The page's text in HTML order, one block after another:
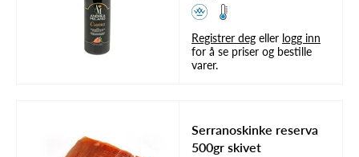
Registrer deg eller logg inn
for å se priser og bestille
varer.
Serranoskinke reserva
500gr skivet